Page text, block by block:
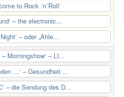
to Rock ´n´Roll‘
– the electronic...
– oder „Ahle...
– Morningshow‘ – LI...
…‘ – Gesundheit ...
– die Sendung des D...